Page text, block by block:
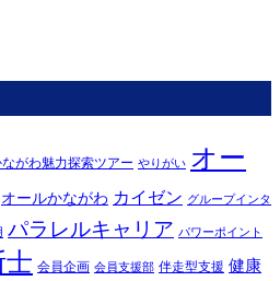
がわ魅力探索ツアー やりがい オー
オールかながわ カイゼン グループインタ
パラレルキャリア パワーポイント
士 会員企画 会員支援部 伴走型支援 健康